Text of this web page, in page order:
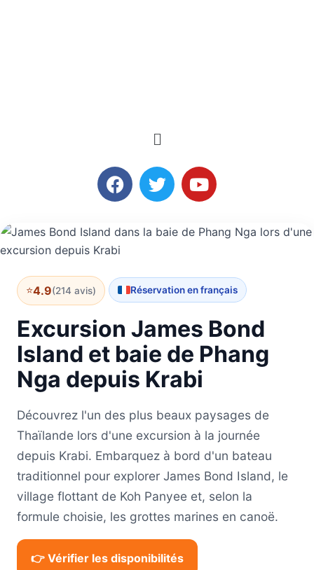
⭐4.9(214 avis) Réservation en français
Excursion James Bond
Island et baie de Phang
Nga depuis Krabi
Découvrez l'un des plus beaux paysages de
Thaïlande lors d'une excursion à la journée
depuis Krabi. Embarquez à bord d'un bateau
traditionnel pour explorer James Bond Island, le
village flottant de Koh Panyee et, selon la
formule choisie, les grottes marines en canoë.
👉 Vérifier les disponibilités